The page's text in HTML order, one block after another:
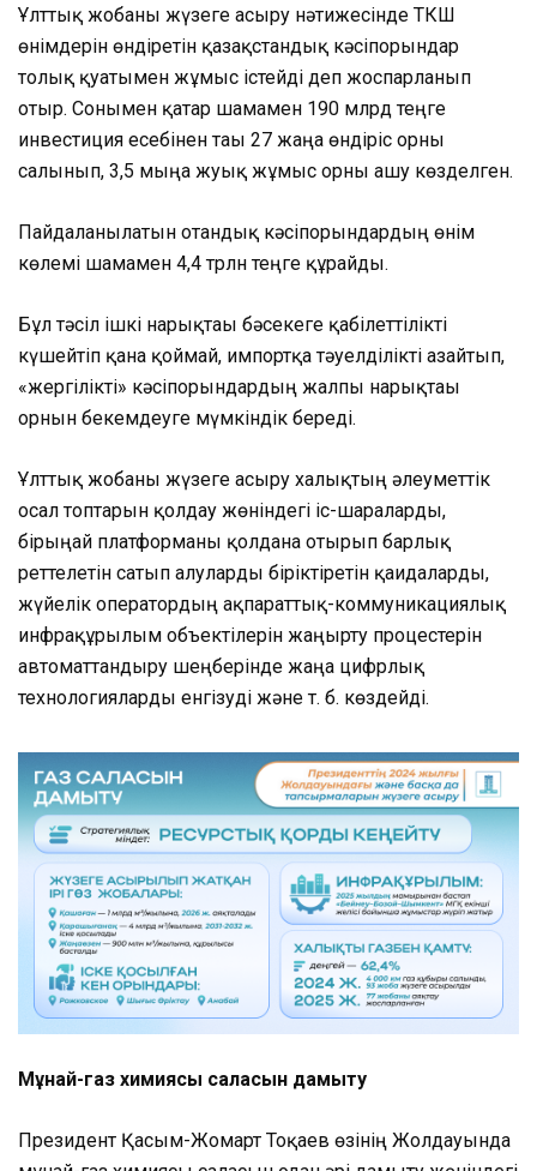
Ұлттық жобаны жүзеге асыру нәтижесінде ТКШ
өнімдерін өндіретін қазақстандық кәсіпорындар
толық қуатымен жұмыс істейді деп жоспарланып
отыр. Сонымен қатар шамамен 190 млрд теңге
инвестиция есебінен тағы 27 жаңа өндіріс орны
салынып, 3,5 мыңға жуық жұмыс орны ашу көзделген.
Пайдаланылатын отандық кәсіпорындардың өнім
көлемі шамамен 4,4 трлн теңге құрайды.
Бұл тәсіл ішкі нарықтағы бәсекеге қабілеттілікті
күшейтіп қана қоймай, импортқа тәуелділікті азайтып,
«жергілікті» кәсіпорындардың жалпы нарықтағы
орнын бекемдеуге мүмкіндік береді.
Ұлттық жобаны жүзеге асыру халықтың әлеуметтік
осал топтарын қолдау жөніндегі іс-шараларды,
бірыңғай платформаны қолдана отырып барлық
реттелетін сатып алуларды біріктіретін қағидаларды,
жүйелік оператордың ақпараттық-коммуникациялық
инфрақұрылым объектілерін жаңғырту процестерін
автоматтандыру шеңберінде жаңа цифрлық
технологияларды енгізуді және т. б. көздейді.
Мұнай-газ химиясы саласын дамыту
Президент Қасым-Жомарт Тоқаев өзінің Жолдауында